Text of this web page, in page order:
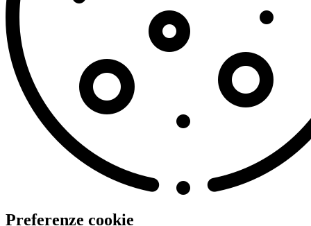
Preferenze cookie